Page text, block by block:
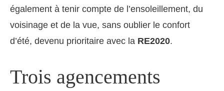
également à tenir compte de l’ensoleillement, du
voisinage et de la vue, sans oublier le confort
d’été, devenu prioritaire avec la RE2020.
Trois agencements